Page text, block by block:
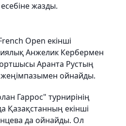
жазды.
Open екінші
Анжелик Кербермен
Аранта Рустың
ойнайды.
Гаррос" турнирінің
екінші
да ойнайды. Ол